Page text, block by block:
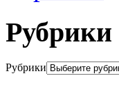
Рубрики
Рубрики